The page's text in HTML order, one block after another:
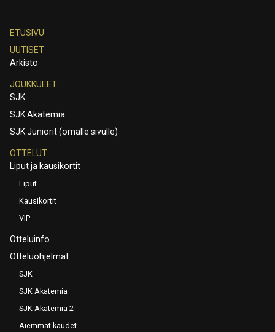
ETUSIVU
UUTISET
Arkisto
JOUKKUEET
SJK
SJK Akatemia
SJK Juniorit (omalle sivulle)
OTTELUT
Liput ja kausikortit
Liput
Kausikortit
VIP
Otteluinfo
Otteluohjelmat
SJK
SJK Akatemia
SJK Akatemia 2
Aiemmat kaudet